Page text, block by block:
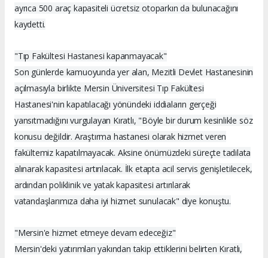
ayrıca 500 araç kapasiteli ücretsiz otoparkın da bulunacağını
kaydetti.
"Tıp Fakültesi Hastanesi kapanmayacak"
Son günlerde kamuoyunda yer alan, Mezitli Devlet Hastanesinin
açılmasıyla birlikte Mersin Üniversitesi Tıp Fakültesi
Hastanesi'nin kapatılacağı yönündeki iddiaların gerçeği
yansıtmadığını vurgulayan Kıratlı, "Böyle bir durum kesinlikle söz
konusu değildir. Araştırma hastanesi olarak hizmet veren
fakültemiz kapatılmayacak. Aksine önümüzdeki süreçte tadilata
alınarak kapasitesi artırılacak. İlk etapta acil servis genişletilecek,
ardından poliklinik ve yatak kapasitesi artırılarak
vatandaşlarımıza daha iyi hizmet sunulacak" diye konuştu.
"Mersin'e hizmet etmeye devam edeceğiz"
Mersin'deki yatırımları yakından takip ettiklerini belirten Kıratlı,